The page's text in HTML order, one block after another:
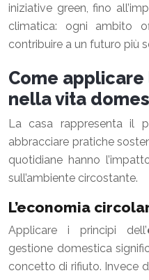
iniziative green, fino
climatica: ogni ambito
contribuire a un futuro più
Come
nella vita
La casa rappresenta il
abbracciare pratiche
quotidiane hanno
sull’ambiente circostante.
L’economia
Applicare i principi dell’
gestione domestica
concetto di rifiuto. Invece